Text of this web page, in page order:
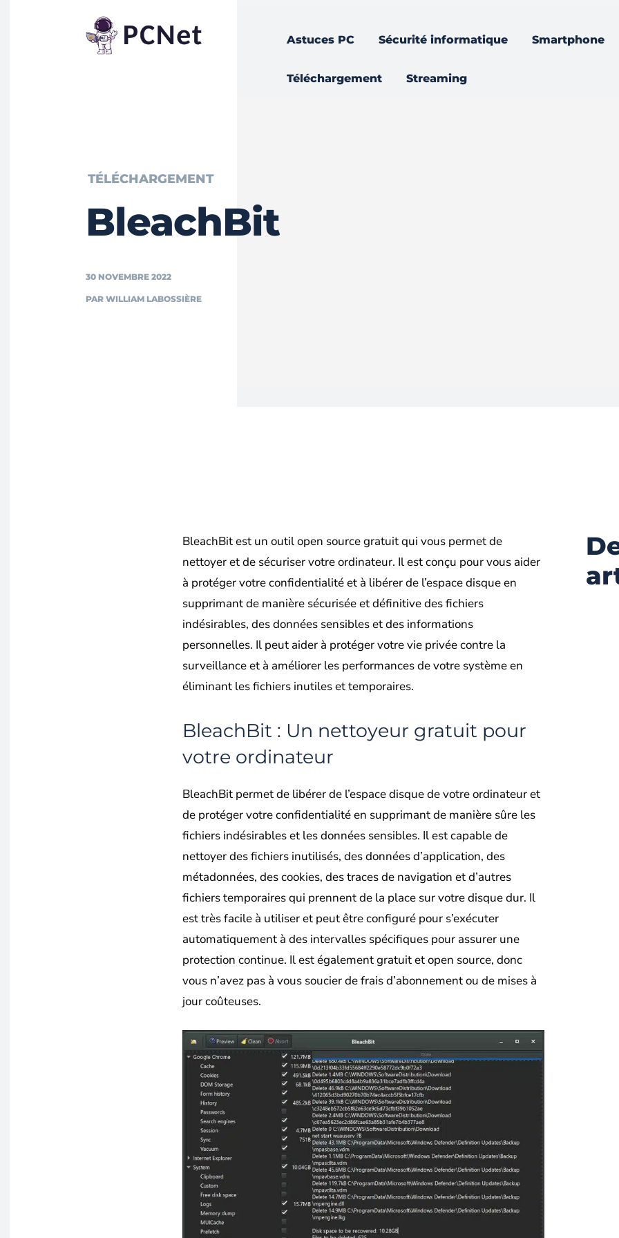
Astuces PC Sécurité informatique Smartphone
Téléchargement Streaming
TÉLÉCHARGEMENT
BleachBit
30 NOVEMBRE 2022
PAR WILLIAM LABOSSIÈRE
BleachBit est un outil open source gratuit qui vous permet de
nettoyer et de sécuriser votre ordinateur. Il est conçu pour vous aider
à protéger votre confidentialité et à libérer de l’espace disque en
supprimant de manière sécurisée et définitive des fichiers
indésirables, des données sensibles et des informations
personnelles. Il peut aider à protéger votre vie privée contre la
surveillance et à améliorer les performances de votre système en
éliminant les fichiers inutiles et temporaires.
BleachBit : Un nettoyeur gratuit pour
votre ordinateur
BleachBit permet de libérer de l’espace disque de votre ordinateur et
de protéger votre confidentialité en supprimant de manière sûre les
fichiers indésirables et les données sensibles. Il est capable de
nettoyer des fichiers inutilisés, des données d’application, des
métadonnées, des cookies, des traces de navigation et d’autres
fichiers temporaires qui prennent de la place sur votre disque dur. Il
est très facile à utiliser et peut être configuré pour s’exécuter
automatiquement à des intervalles spécifiques pour assurer une
protection continue. Il est également gratuit et open source, donc
vous n’avez pas à vous soucier de frais d’abonnement ou de mises à
jour coûteuses.